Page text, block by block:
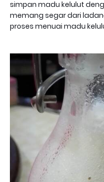
simpan madu kelulut
memang segar dari
proses menuai madu